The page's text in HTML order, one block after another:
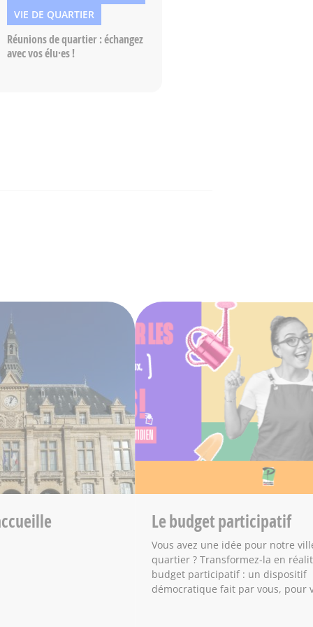
VIE DE QUARTIER
Réunions de quartier : échangez
avec vos élu·es !
Le budget participatif
Vous avez une idée pour notre
quartier ? Transformez-la en
budget participatif : un dispositif
démocratique fait par vous, pour